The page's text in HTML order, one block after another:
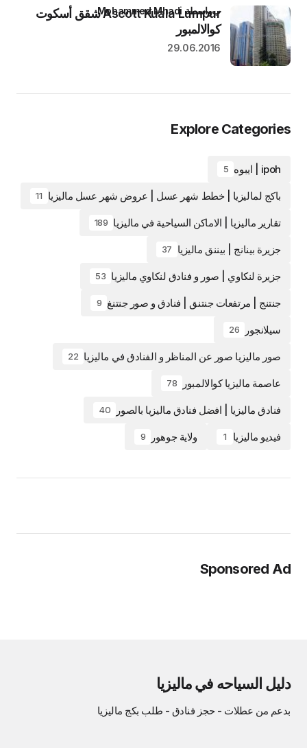
Ascott Kuala Lumpur شقق أسكوت
كوالالمبور
بواسطة Mohammed Mhadi
29.06.2016
Explore Categories
ipoh | ايبوه 5
باكج لماليزيا | خطط شهر عسل | عروض شهر عسل ماليزيا 11
تقارير ماليزيا | الاماكن السياحية في ماليزيا 189
جزيرة بينانج | بيننق ماليزيا 37
جزيرة لنكاوي | صور و فنادق لنكاوي ماليزيا 53
جنتنج | مرتفعات جنتنق | فنادق و صور جنتنغ 9
سيلانجور 26
صور ماليزيا صور عن المناظر و الفنادق في ماليزيا 22
عاصمة ماليزيا كوالالمبور 78
فنادق ماليزيا | افضل فنادق ماليزيا بالصور 40
فيديو ماليزيا 1 ولاية جوهور 9
Sponsored Ad
دليل السياحه في ماليزيا
بدعم من عطلات -حجز فنادق - طلب بكج ماليزيا